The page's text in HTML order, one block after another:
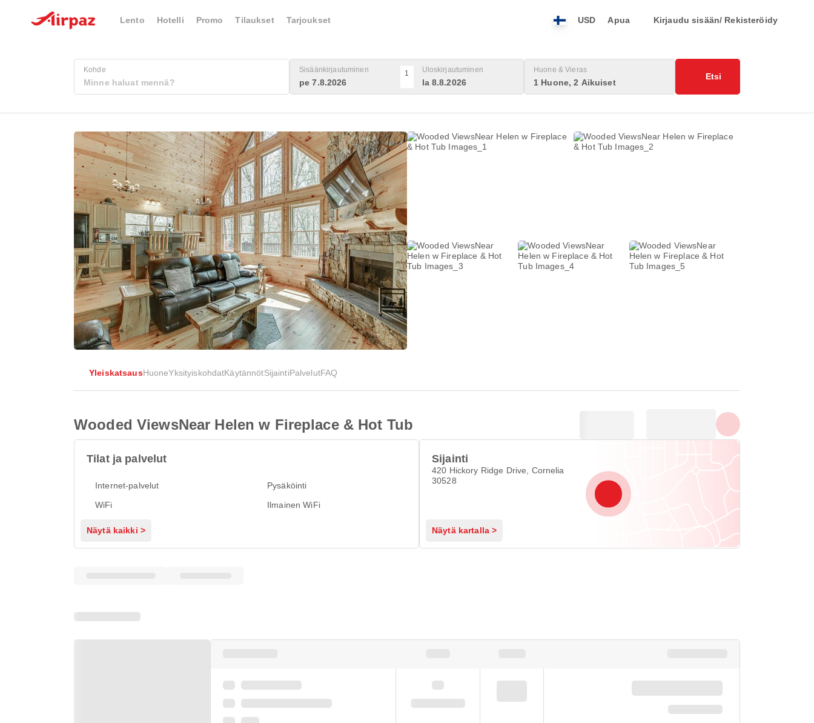
Lento Hotelli Promo Tilaukset Tarjoukset USD Apua Kirjaudu sisään/ Rekisteröidy
Kohde Sisäänkirjautuminen
pe 7.8.2026
1 Uloskirjautuminen
la 8.8.2026
Huone & Vieras
1 Huone, 2 Aikuiset
Etsi
YleiskatsausHuoneYksityiskohdatKäytännötSijaintiPalvelutFAQ
Wooded ViewsNear Helen w Fireplace & Hot Tub
Tilat ja palvelut
Internet-palvelut
Pysäköinti
WiFi
Ilmainen WiFi
Näytä kaikki >
Sijainti
420 Hickory Ridge Drive, Cornelia
30528
Näytä kartalla >